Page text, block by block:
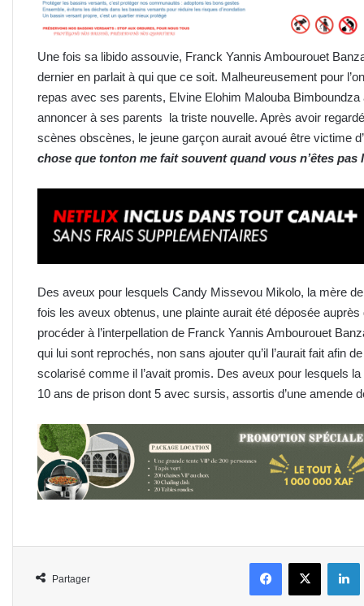
Une fois sa libido assouvie, Franck Yannis Ambourouet
dernier en parlait à qui que ce soit. Malheureusement pour
repas avec ses parents, Elvine Elohim Malouba
annoncer à ses parents la triste nouvelle. Après avoir
scènes obscènes, le jeune garçon aurait avoué être victime
chose que tonton me fait souvent quand vous n’êtes pas
Des aveux pour lesquels Candy Missevou Mikolo, la mère
fois les aveux obtenus, une plainte aurait été déposée
procéder à l’interpellation de Franck Yannis Ambourouet
qui lui sont reprochés, non sans ajouter qu’il l’aurait fait afin
scolarisé comme il l’avait promis. Des aveux pour lesquels
10 ans de prison dont 5 avec sursis, assortis d’une amende
Partager
FacebookX